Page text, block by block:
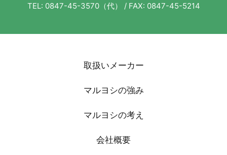
TEL: 0847-45-3570（代） / FAX: 0847-45-5214
取扱いメーカー
マルヨシの強み
マルヨシの考え
会社概要